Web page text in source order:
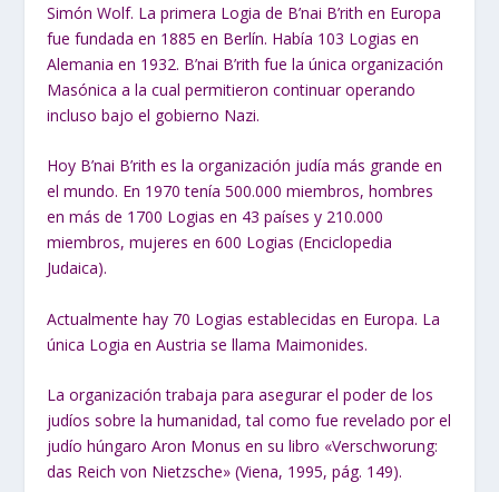
Simón Wolf. La primera Logia de B’nai B’rith en Europa
fue fundada en 1885 en Berlín. Había 103 Logias en
Alemania en 1932. B’nai B’rith fue la única organización
Masónica a la cual permitieron continuar operando
incluso bajo el gobierno Nazi.
Hoy B’nai B’rith es la organización judía más grande en
el mundo. En 1970 tenía 500.000 miembros, hombres
en más de 1700 Logias en 43 países y 210.000
miembros, mujeres en 600 Logias (Enciclopedia
Judaica).
Actualmente hay 70 Logias establecidas en Europa. La
única Logia en Austria se llama Maimonides.
La organización trabaja para asegurar el poder de los
judíos sobre la humanidad, tal como fue revelado por el
judío húngaro Aron Monus en su libro «Verschworung:
das Reich von Nietzsche» (Viena, 1995, pág. 149).